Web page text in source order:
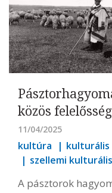
közös felelősség
11/04/2025
kultúra
szellemi
A pásztorok